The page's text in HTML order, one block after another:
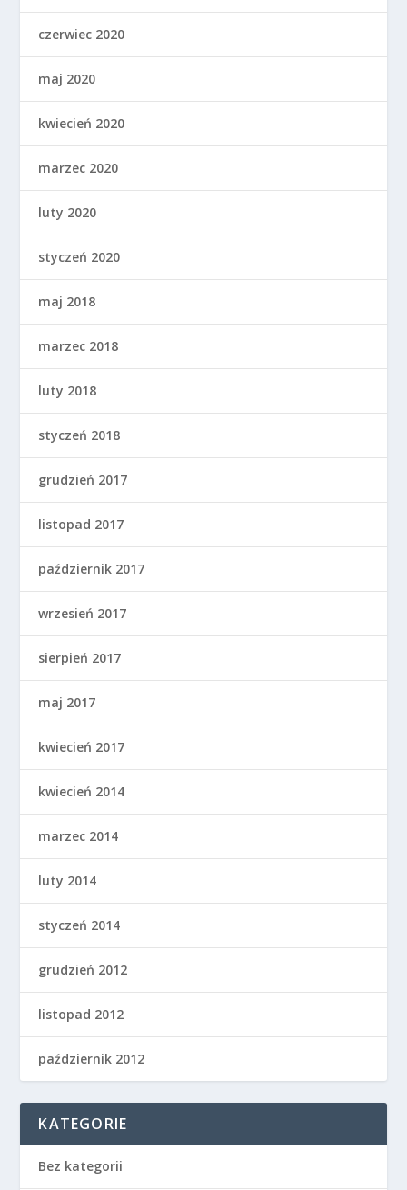
czerwiec 2020
maj 2020
kwiecień 2020
marzec 2020
luty 2020
styczeń 2020
maj 2018
marzec 2018
luty 2018
styczeń 2018
grudzień 2017
listopad 2017
październik 2017
wrzesień 2017
sierpień 2017
maj 2017
kwiecień 2017
kwiecień 2014
marzec 2014
luty 2014
styczeń 2014
grudzień 2012
listopad 2012
październik 2012
KATEGORIE
Bez kategorii